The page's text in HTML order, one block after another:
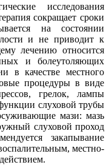
исследования
сокращает сроки
на состоянии
и не приводит к
лечению относится
и болеутоляющих
в качестве местного
процедуры в виде
грелок, лампы
слуховой трубы
мази: мазь
слуховой проход
закапывание
местно-